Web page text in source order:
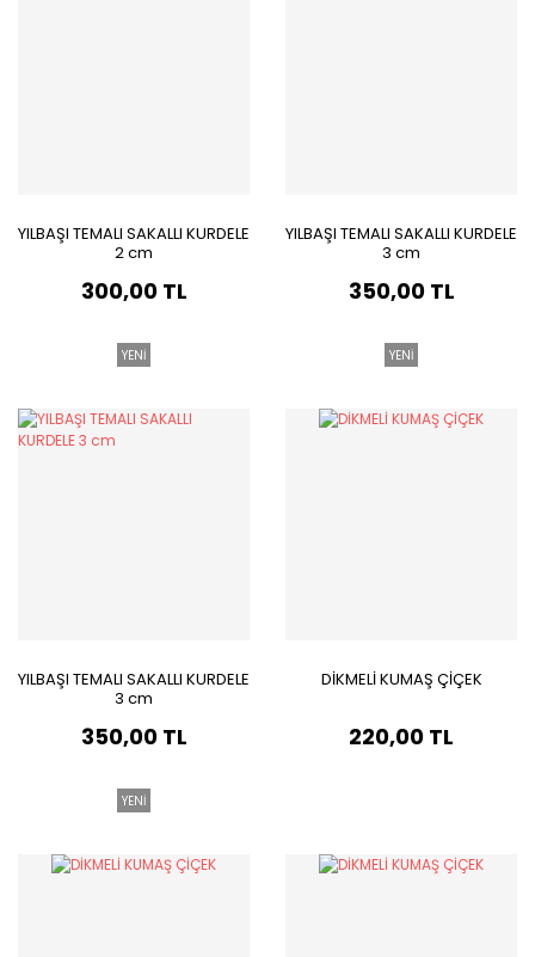
YILBAŞI TEMALI SAKALLI KURDELE
2 cm
300,00 TL
YENİ
YILBAŞI TEMALI SAKALLI KURDELE
3 cm
350,00 TL
YENİ
YILBAŞI TEMALI SAKALLI KURDELE
3 cm
350,00 TL
YENİ
DİKMELİ KUMAŞ ÇİÇEK
220,00 TL